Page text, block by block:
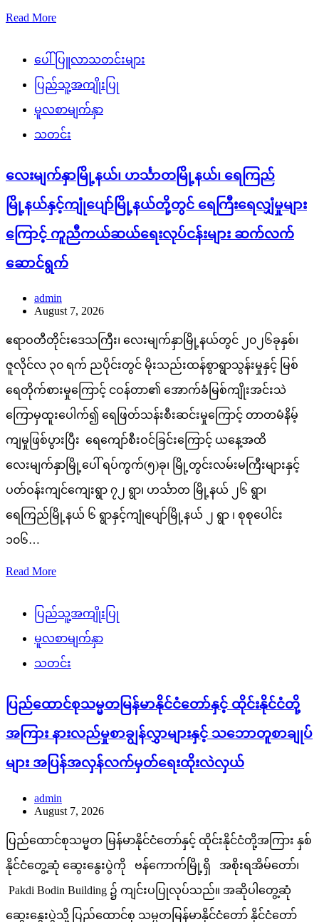
Read More
ပေါ်ပြူလာသတင်းများ
ပြည်သူ့အကျိုးပြု
မူလစာမျက်နှာ
သတင်း
လေးမျက်နှာမြို့နယ်၊ ဟင်္သာတမြို့နယ်၊ ရေကြည်
မြို့နယ်နှင့်ကျုံပျော်မြို့နယ်တို့တွင် ရေကြီးရေလျှံမှုများ
ကြောင့် ကူညီကယ်ဆယ်ရေးလုပ်ငန်းများ ဆက်လက်
ဆောင်ရွက်
admin
August 7, 2026
ဧရာဝတီတိုင်းဒေသကြီး၊ လေးမျက်နှာမြို့နယ်တွင် ၂၀၂၆ခုနှစ်၊
ဇူလိုင်လ ၃၀ ရက် ညပိုင်းတွင် မိုးသည်းထန်စွာရွာသွန်းမှုနှင့် မြစ်
ရေတိုက်စားမှုကြောင့် ငဝန်တာ၏ အောက်ခံမြစ်ကျိုးအင်းသဲ
ကြောမှထူးပေါက်၍ ရေဖြတ်သန်းစီးဆင်းမှုကြောင့် တာတမံနိမ့်
ကျမှုဖြစ်ပွားပြီး ရေကျော်စီးဝင်ခြင်းကြောင့် ယနေ့အထိ
လေးမျက်နှာမြို့ပေါ် ရပ်ကွက်(၅)ခု၊ မြို့တွင်းလမ်းမကြီးများနှင့်
ပတ်ဝန်းကျင်ကျေးရွာ ၇၂ ရွာ၊ ဟင်္သာတ မြို့နယ် ၂၆ ရွာ၊
ရေကြည်မြို့နယ် ၆ ရွာနှင့်ကျုံပျော်မြို့နယ် ၂ ရွာ ၊ စုစုပေါင်း
၁၀၆…
Read More
ပြည်သူ့အကျိုးပြု
မူလစာမျက်နှာ
သတင်း
ပြည်ထောင်စုသမ္မတမြန်မာနိုင်ငံတော်နှင့် ထိုင်းနိုင်ငံတို့
အကြား နားလည်မှုစာချွန်လွှာများနှင့် သဘောတူစာချုပ်
များ အပြန်အလှန်လက်မှတ်ရေးထိုးလဲလှယ်
admin
August 7, 2026
ပြည်ထောင်စုသမ္မတ မြန်မာနိုင်ငံတော်နှင့် ထိုင်းနိုင်ငံတို့အကြား နှစ်
နိုင်ငံတွေ့ဆုံ ဆွေးနွေးပွဲကို ဗန်ကောက်မြို့ရှိ အစိုးရအိမ်တော်၊
Pakdi Bodin Building ၌ ကျင်းပပြုလုပ်သည်။ အဆိုပါတွေ့ဆုံ
ဆွေးနွေးပွဲသို့ ပြည်ထောင်စု သမ္မတမြန်မာနိုင်ငံတော် နိုင်ငံတော်